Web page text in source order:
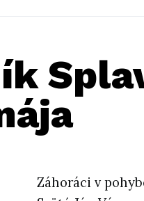
Záhoráci v